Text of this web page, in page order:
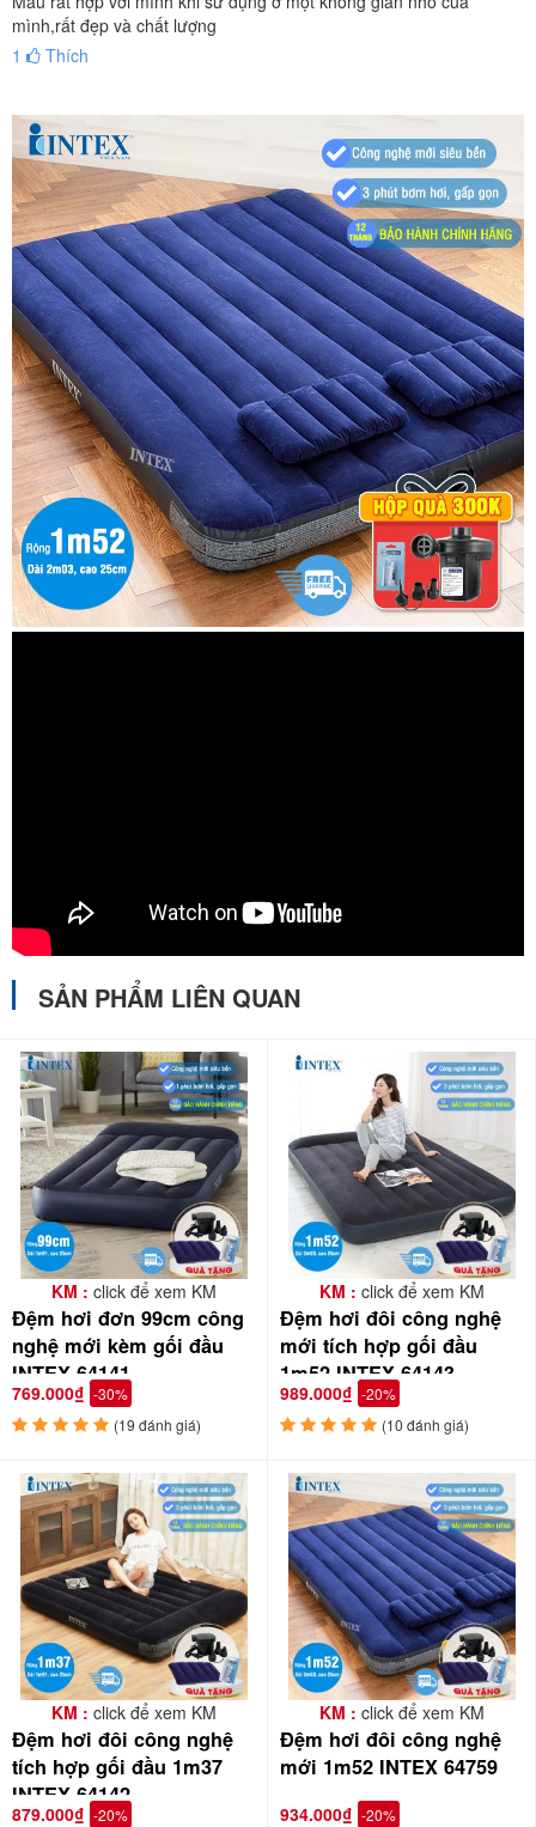
Vào mùa đông, khi đắp thêm chăn lên thì đệm giữ nhiệt rất tốt. Do
mình,rất đẹp và chất lượng
1
Thích
SẢN PHẨM LIÊN QUAN
KM : click để xem KM
Đệm hơi đơn 99cm công
nghệ mới kèm gối đầu
INTEX 64141
769.000₫ -30%
(19 đánh giá)
KM : click để xem KM
Đệm hơi đôi công nghệ
mới tích hợp gối đầu
1m52 INTEX 64143
989.000₫ -20%
(10 đánh giá)
KM : click để xem KM
Đệm hơi đôi công nghệ
tích hợp gối đầu 1m37
INTEX 64142
879.000₫ -20%
KM : click để xem KM
Đệm hơi đôi công nghệ
mới 1m52 INTEX 64759
934.000₫ -20%